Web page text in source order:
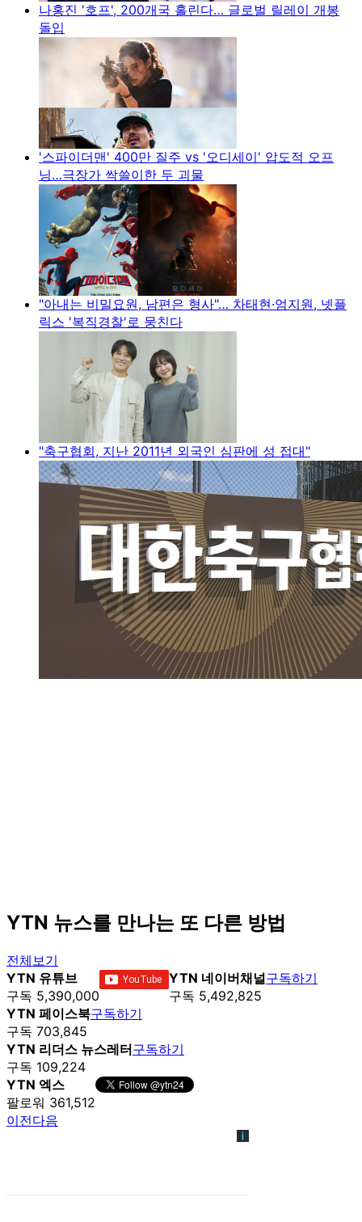
나홍진 '호프', 200개국 홀린다… 글로벌 릴레이 개봉
돌입
'스파이더맨' 400만 질주 vs '오디세이' 압도적 오프
닝…극장가 싹쓸이한 두 괴물
"아내는 비밀요원, 남편은 형사"… 차태현·엄지원, 넷플
릭스 '복직경찰'로 뭉친다
"축구협회, 지난 2011년 외국인 심판에 성 접대"
YTN 뉴스를 만나는 또 다른 방법
전체보기
YTN 유튜브
구독 5,390,000
YTN 네이버채널
구독 5,492,825
구독하기
YTN 페이스북
구독 703,845
구독하기
YTN 리더스 뉴스레터
구독 109,224
구독하기
YTN 엑스
팔로워 361,512
이전다음